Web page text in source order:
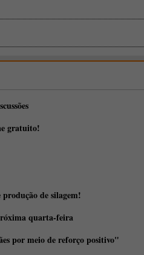
gratuito!
de silagem!
quarta-feira
por meio de reforço positivo"